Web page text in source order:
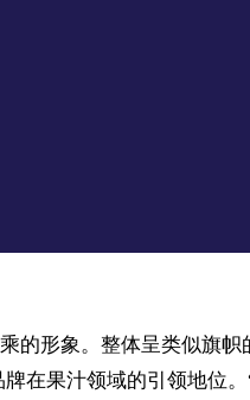
的形象。整体呈类似旗
在果汁领域的引领地位。